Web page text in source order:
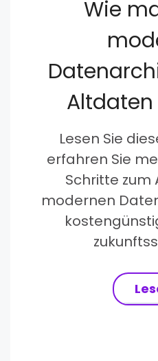
Wie
Lesen Sie
erfahren Sie
Schritte zum
modernen